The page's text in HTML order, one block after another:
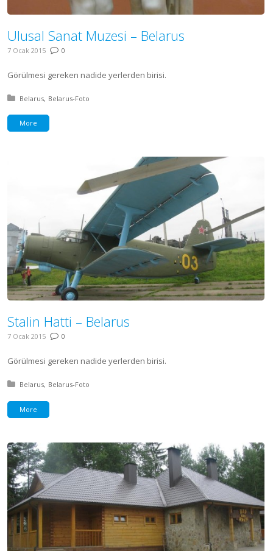
Ulusal Sanat Muzesi – Belarus
7 Ocak 2015 0
Görülmesi gereken nadide yerlerden birisi.
Posted in:
Belarus Belarus-Foto
More
Stalin Hatti – Belarus
7 Ocak 2015 0
Görülmesi gereken nadide yerlerden birisi.
Posted in:
Belarus Belarus-Foto
More